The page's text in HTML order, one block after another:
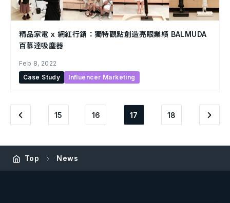
精品家電 x 網紅行銷：獨特觀點創造亮眼業績 BALMUDA
百慕達吸塵器
Feb 8, 2022
Case Study
Influencer Marketing
15 16 17 18
Top News